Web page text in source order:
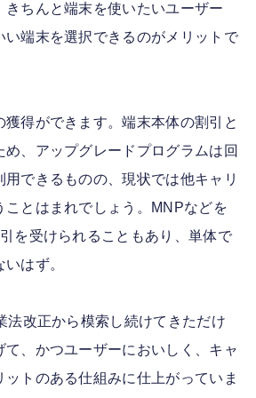
きちんと端末を使いたいユーザー
い端末を選択できるのがメリットで
獲得ができます。端末本体の割引と
め、アップグレードプログラムは回
できるものの、現状では他キャリ
ことはまれでしょう。MNPなどを
を受けられることもあり、単体で
はず。
法改正から模索し続けてきただけ
て、かつユーザーにおいしく、キャ
ットのある仕組みに仕上がっていま